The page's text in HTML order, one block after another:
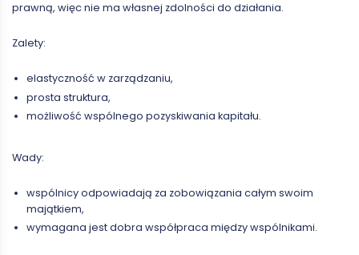
prawną, więc nie ma własnej zdolności do działania.
Zalety:
elastyczność w zarządzaniu,
prosta struktura,
możliwość wspólnego pozyskiwania kapitału.
Wady:
wspólnicy odpowiadają za zobowiązania całym swoim
majątkiem,
wymagana jest dobra współpraca między wspólnikami.